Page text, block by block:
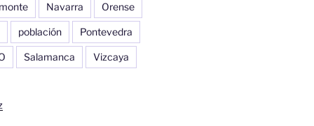
monte Navarra Orense
población Pontevedra
Salamanca Vizcaya